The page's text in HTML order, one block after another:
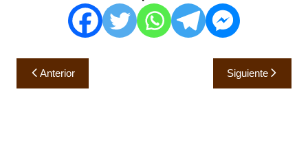
Navegación
de
Anterior Siguiente